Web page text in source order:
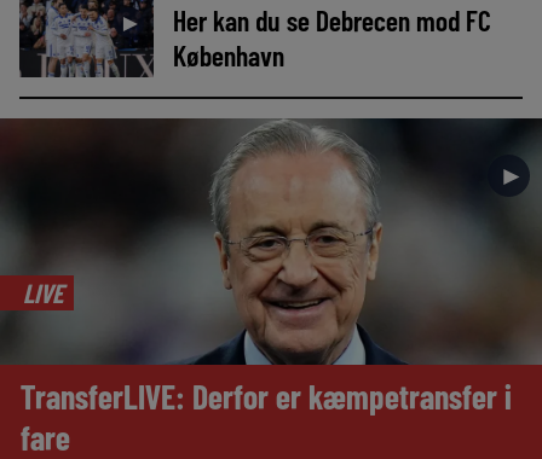
►
Her kan du se Debrecen mod FC
København
►
LIVE
TransferLIVE: Derfor er kæmpetransfer i
fare